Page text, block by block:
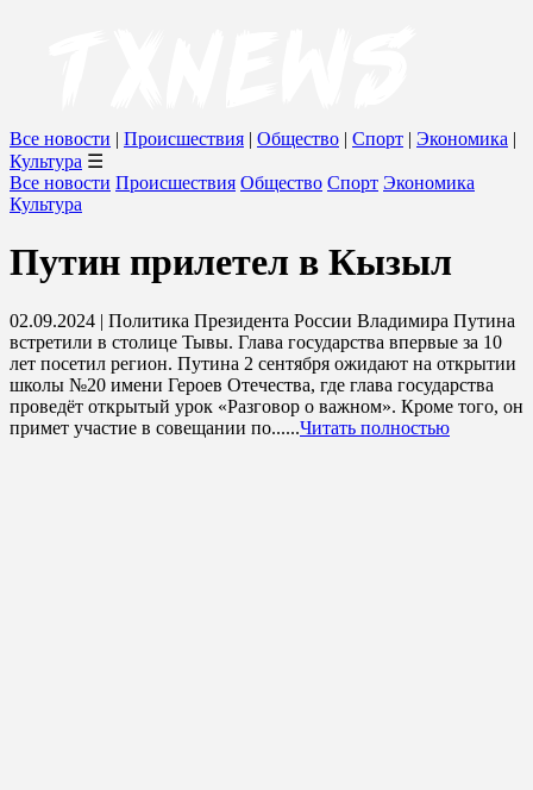
Все новости | Происшествия | Общество | Спорт | Экономика |
Культура ☰
Все новости Происшествия Общество Спорт Экономика
Культура
Путин прилетел в Кызыл
02.09.2024 | Политика Президента России Владимира Путина
встретили в столице Тывы. Глава государства впервые за 10
лет посетил регион. Путина 2 сентября ожидают на открытии
школы №20 имени Героев Отечества, где глава государства
проведёт открытый урок «Разговор о важном». Кроме того, он
примет участие в совещании по......Читать полностью